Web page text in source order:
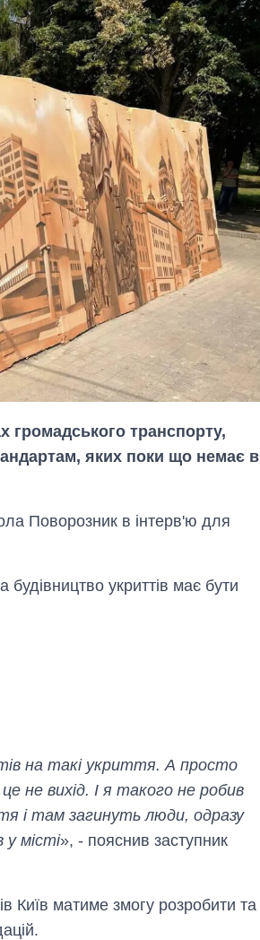
громадського транспорту,
яких поки що немає в
Поворозник в інтерв'ю для
укриттів має бути
на такі укриття. А просто
не вихід. І я такого не робив
і там загинуть люди, одразу
місті», - пояснив заступник
Київ матиме змогу розробити та
аспірантуру